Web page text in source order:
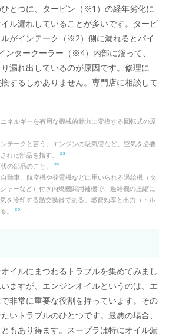
とつに、タービン（※1）の経年劣化に
ル漏れしていることが多いです。タービ
がインテーク（※2）側に漏れるとパイ
ンタークーラー（※4）内部に溜って、
漏れ出しているのが原因です。修理に
するしかありません。専門店に相談して
ネルギーを有用な機械的動力に変換する回転式の原
テークと言う。エンジンの吸気管など、空気を必要
れた部品を指す。28
の部品のこと。29
動車、航空機や発電機などに用いられる過給機（タ
ャーなど）付き内燃機関用補機で、過給機の圧縮に
を冷却する熱交換器である。燃費効率と出力（トル
る。30
イルにまつわるトラブルを集めてみまし
ますが、エンジンオイルというのは、エ
非常に重要な役割を持っています。その
いトラブルのひとつです。最悪の場合、
もあり得ます。スープラは特にオイル漏